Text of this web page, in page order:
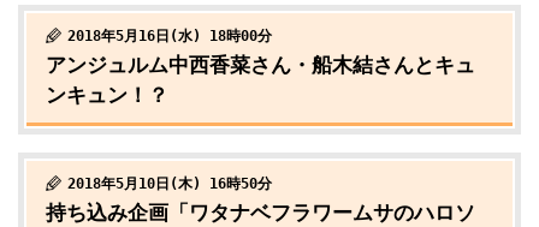
2018年5月16日(水) 18時00分
アンジュルム中西香菜さん・船木結さんとキュ
ンキュン！？
2018年5月10日(木) 16時50分
持ち込み企画「ワタナベフラワームサのハロソ